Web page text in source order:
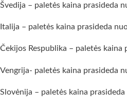
Švedija – paletės kaina prasideda
Italija – paletės kaina prasideda
Čekijos Respublika – paletės kaina
Vengrija- paletės kaina prasideda
Slovėnija – paletės kaina